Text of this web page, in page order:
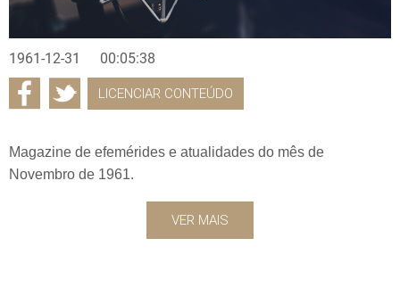
1961-12-31 00:05:38
LICENCIAR CONTEÚDO
Magazine de efemérides e atualidades do mês de
Novembro de 1961.
VER MAIS